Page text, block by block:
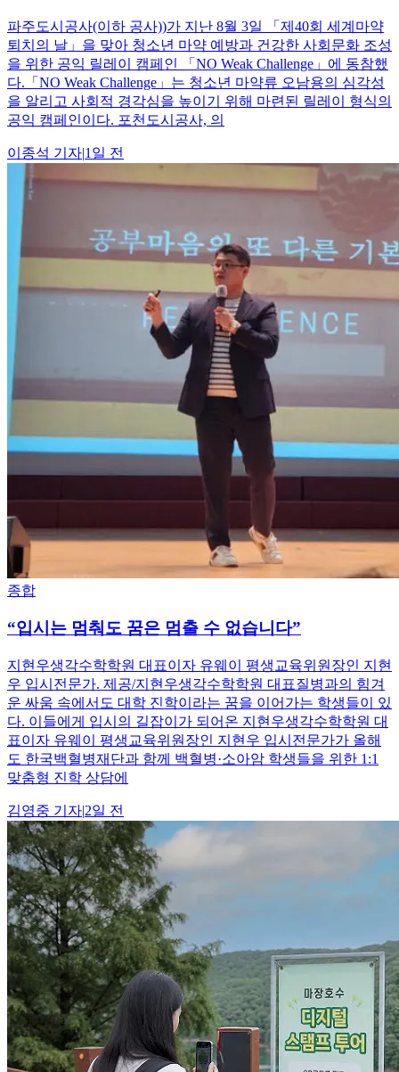
파주도시공사(이하 공사))가 지난 8월 3일 「제40회 세계마약
퇴치의 날」을 맞아 청소년 마약 예방과 건강한 사회문화 조성
을 위한 공익 릴레이 캠페인 「NO Weak Challenge」에 동참했
다.「NO Weak Challenge」는 청소년 마약류 오남용의 심각성
을 알리고 사회적 경각심을 높이기 위해 마련된 릴레이 형식의
공익 캠페인이다. 포천도시공사, 의
이종석 기자|1일 전
종합
“입시는 멈춰도 꿈은 멈출 수 없습니다”
지현우생각수학학원 대표이자 유웨이 평생교육위원장인 지현
우 입시전문가. 제공/지현우생각수학학원 대표질병과의 힘겨
운 싸움 속에서도 대학 진학이라는 꿈을 이어가는 학생들이 있
다. 이들에게 입시의 길잡이가 되어온 지현우생각수학학원 대
표이자 유웨이 평생교육위원장인 지현우 입시전문가가 올해
도 한국백혈병재단과 함께 백혈병·소아암 학생들을 위한 1:1
맞춤형 진학 상담에
김영중 기자|2일 전